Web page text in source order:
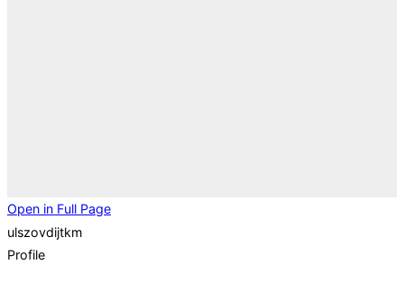
Open in Full Page
ulszovdijtkm
Profile